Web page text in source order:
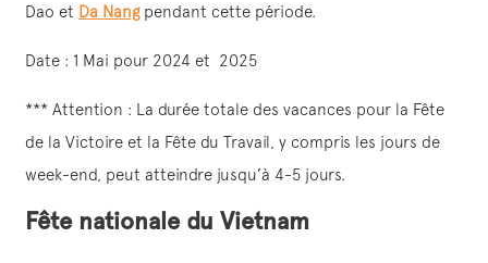
Dao et Da Nangpendant cette période.
Date : 1 Mai pour 2024 et 2025
*** Attention : La durée totale des vacances pour la Fête
de la Victoire et la Fête du Travail, y compris les jours de
week-end, peut atteindre jusqu’à 4-5 jours.
Fête nationale du Vietnam